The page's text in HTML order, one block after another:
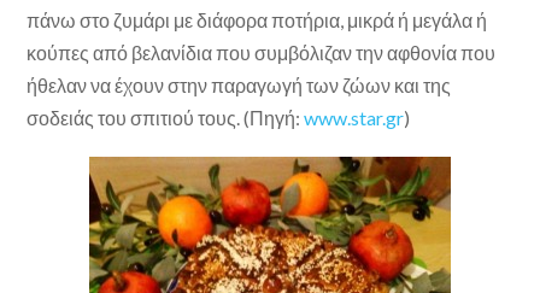
πάνω στο ζυμάρι με διάφορα ποτήρια, μικρά ή μεγάλα ή
κούπες από βελανίδια που συμβόλιζαν την αφθονία που
ήθελαν να έχουν στην παραγωγή των ζώων και της
σοδειάς του σπιτιού τους. (Πηγή:www.star.gr)